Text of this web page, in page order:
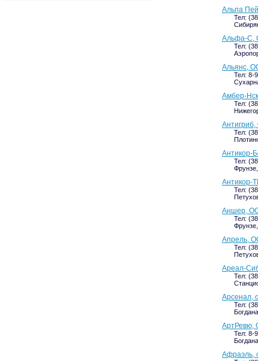
Альпа
Тел:
Альфа-С,
Тел:
Альянс,
Тел: 8-
Амбер-
Тел:
Тел:
Антикор-
Тел:
Антикор-
Тел:
Аншер,
Тел:
Апрель,
Тел:
Ареал-
Тел:
Арсенал,
Тел:
АртРевю,
Тел: 8-
Афраэль,